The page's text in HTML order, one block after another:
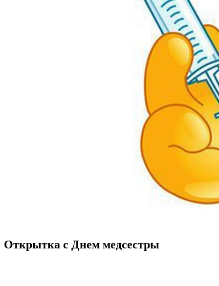
Открытка с Днем медсестры